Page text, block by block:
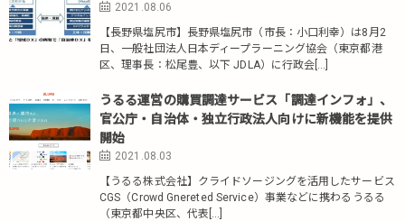
2021.08.06
【長野県塩尻市】長野県塩尻市（市長：小口利幸）は8月2
日、一般社団法人日本ディープラーニング協会（東京都港
区、理事長：松尾豊、以下 JDLA）に行政会[…]
うるる運営の購買調達サービス「調達インフォ」、
官公庁・自治体・独立行政法人向けに新機能を提供
開始
2021.08.03
【うるる株式会社】クライドソージングを活用したサービス
CGS（Crowd Gnereted Service）事業などに携わるうるる
（東京都中央区、代表[…]